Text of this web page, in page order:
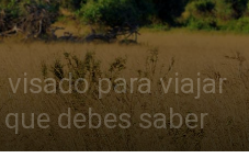
para viajar
debes saber